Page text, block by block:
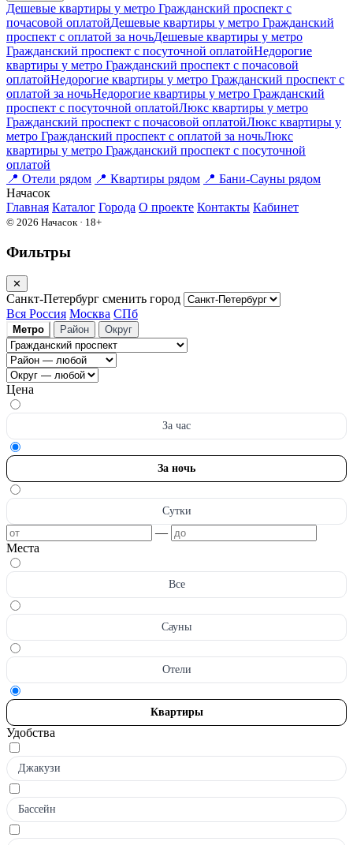
Дешевые квартиры у метро Гражданский проспект c
почасовой оплатойДешевые квартиры у метро Гражданский
проспект с оплатой за ночьДешевые квартиры у метро
Гражданский проспект c посуточной оплатойНедорогие
квартиры у метро Гражданский проспект c почасовой
оплатойНедорогие квартиры у метро Гражданский проспект с
оплатой за ночьНедорогие квартиры у метро Гражданский
проспект c посуточной оплатойЛюкс квартиры у метро
Гражданский проспект c почасовой оплатойЛюкс квартиры у
метро Гражданский проспект с оплатой за ночьЛюкс
квартиры у метро Гражданский проспект c посуточной
оплатой
📍 Отели рядом 📍 Квартиры рядом 📍 Бани-Сауны рядом
Начасок
Главная Каталог Города О проекте Контакты Кабинет
© 2026 Начасок · 18+
Фильтры
✕
Санкт-Петербург сменить город
Вся Россия Москва СПб
Метро Район Округ
Цена
За час
За ночь
Сутки
—
Места
Все
Сауны
Отели
Квартиры
Удобства
Джакузи
Бассейн